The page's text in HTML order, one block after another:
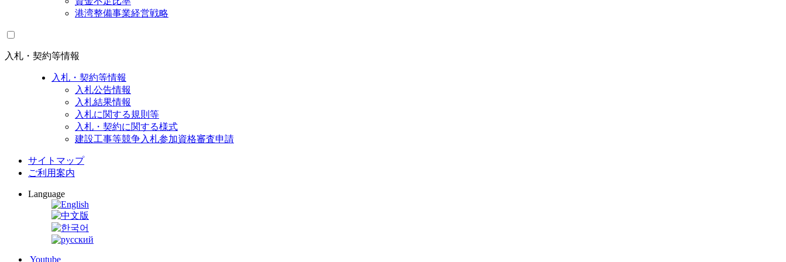
港湾整備事業経営戦略
入札・契約等情報
入札・契約等情報
入札公告情報
入札結果情報
入札に関する規則等
入札・契約に関する様式
建設工事等競争入札参加資格審査申請
サイトマップ
ご利用案内
Language
Youtube